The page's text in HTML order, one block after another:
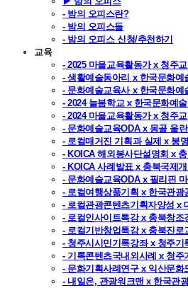
- 밤의 오피스란?
- 밤의 오피스들
- 밤의 오피스 신청/추천하기
교육
- 2025 마을교육활동가 x 청주
- 생활예술동아리 x 한국문화예
- 문화예술교육사 x 한국문화예
- 2024 늘봄학교 x 한국문화예
- 2024 마을교육활동가 x 청주
- 문화예술교육ODA x 몽골 울
- 로컬매거진 기획과 실제 x 봉
- KOICA 해외봉사단설명회 x
- KOICA 사례발표 x 충북국제
- 문화예술교육ODA x 필리핀
- 로컬여행상품기획 x 한국관광
- 로컬관광콘텐츠기획자양성 x
- 로컬인사이트특강 x 충북창조
- 로컬기반창업특강 x 충북진로
- 청주시시민기록강좌 x 청주기
- 기록콘텐츠국내외사례 x 청주
- 문화기획사례연구 x 익산문화
- 내일은, 관광워크맨 x 한국관